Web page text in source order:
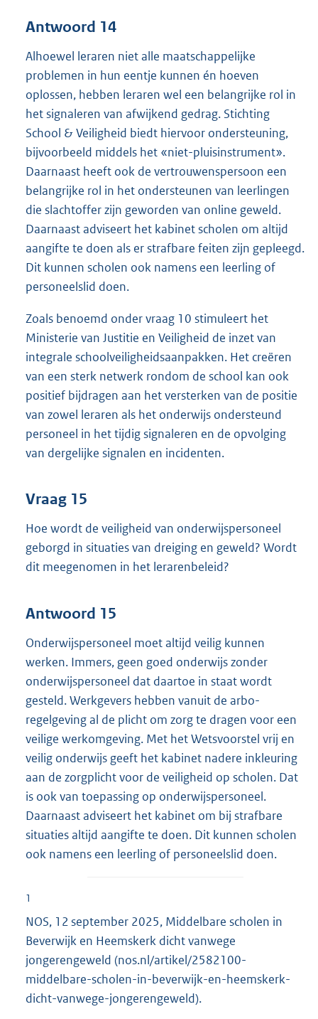
Antwoord 14
Alhoewel leraren niet alle maatschappelijke
problemen in hun eentje kunnen én hoeven
oplossen, hebben leraren wel een belangrijke rol in
het signaleren van afwijkend gedrag. Stichting
School & Veiligheid biedt hiervoor ondersteuning,
bijvoorbeeld middels het «niet-pluisinstrument».
Daarnaast heeft ook de vertrouwenspersoon een
belangrijke rol in het ondersteunen van leerlingen
die slachtoffer zijn geworden van online geweld.
Daarnaast adviseert het kabinet scholen om altijd
aangifte te doen als er strafbare feiten zijn gepleegd.
Dit kunnen scholen ook namens een leerling of
personeelslid doen.
Zoals benoemd onder vraag 10 stimuleert het
Ministerie van Justitie en Veiligheid de inzet van
integrale schoolveiligheidsaanpakken. Het creëren
van een sterk netwerk rondom de school kan ook
positief bijdragen aan het versterken van de positie
van zowel leraren als het onderwijs ondersteund
personeel in het tijdig signaleren en de opvolging
van dergelijke signalen en incidenten.
Vraag 15
Hoe wordt de veiligheid van onderwijspersoneel
geborgd in situaties van dreiging en geweld? Wordt
dit meegenomen in het lerarenbeleid?
Antwoord 15
Onderwijspersoneel moet altijd veilig kunnen
werken. Immers, geen goed onderwijs zonder
onderwijspersoneel dat daartoe in staat wordt
gesteld. Werkgevers hebben vanuit de arbo-
regelgeving al de plicht om zorg te dragen voor een
veilige werkomgeving. Met het Wetsvoorstel vrij en
veilig onderwijs geeft het kabinet nadere inkleuring
aan de zorgplicht voor de veiligheid op scholen. Dat
is ook van toepassing op onderwijspersoneel.
Daarnaast adviseert het kabinet om bij strafbare
situaties altijd aangifte te doen. Dit kunnen scholen
ook namens een leerling of personeelslid doen.
1
NOS, 12 september 2025, Middelbare scholen in
Beverwijk en Heemskerk dicht vanwege
jongerengeweld (nos.nl/artikel/2582100-
middelbare-scholen-in-beverwijk-en-heemskerk-
dicht-vanwege-jongerengeweld).